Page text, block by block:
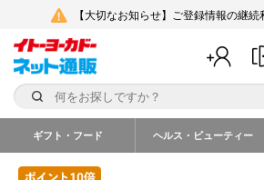
【大切なお知らせ】ご登録情報の継
ギフト・フード ヘルス・ビューティー